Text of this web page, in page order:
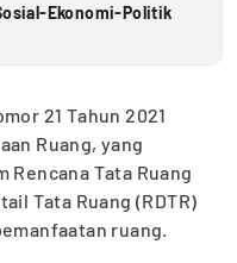
Ekonomi-Politik
21 Tahun 2021
Ruang, yang
Rencana Tata Ruang
Tata Ruang (RDTR)
ruang.